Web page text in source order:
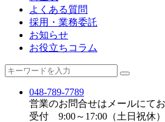
よくある質問
採用・業務委託
お知らせ
お役立ちコラム
048-789-7789
営業のお問合せはメールにて
受付 9:00～17:00（土日祝休）